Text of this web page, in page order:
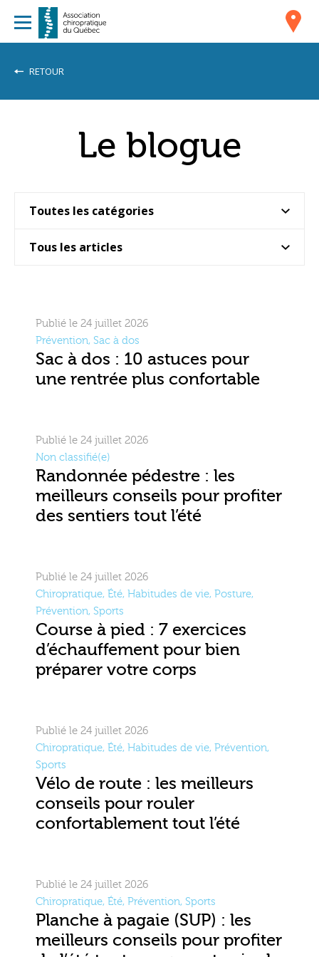
RETOUR
Le blogue
Publié le 24 juillet 2026
Prévention, Sac à dos
Sac à dos : 10 astuces pour
une rentrée plus confortable
Publié le 24 juillet 2026
Non classifié(e)
Randonnée pédestre : les
meilleurs conseils pour profiter
des sentiers tout l’été
Publié le 24 juillet 2026
Chiropratique, Été, Habitudes de vie, Posture,
Prévention, Sports
Course à pied : 7 exercices
d’échauffement pour bien
préparer votre corps
Publié le 24 juillet 2026
Chiropratique, Été, Habitudes de vie, Prévention,
Sports
Vélo de route : les meilleurs
conseils pour rouler
confortablement tout l’été
Publié le 24 juillet 2026
Chiropratique, Été, Prévention, Sports
Planche à pagaie (SUP) : les
meilleurs conseils pour profiter